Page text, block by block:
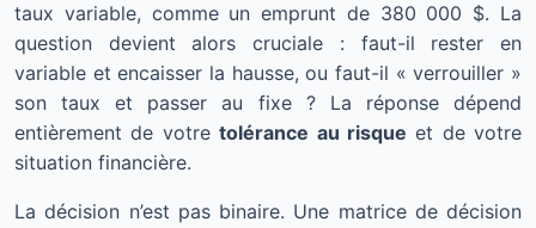
taux variable, comme un emprunt de 380 000 $. La
question devient alors cruciale : faut-il rester en
variable et encaisser la hausse, ou faut-il « verrouiller »
son taux et passer au fixe ? La réponse dépend
entièrement de votretolérance au risque et de votre
situation financière.
La décision n’est pas binaire. Une matrice de décision